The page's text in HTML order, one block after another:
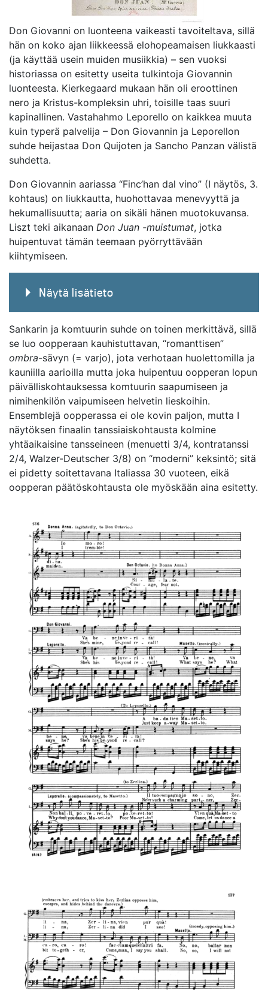
Don Giovanni on luonteena vaikeasti tavoiteltava, sillä
hän on koko ajan liikkeessä elohopeamaisen liukkaasti
(ja käyttää usein muiden musiikkia) – sen vuoksi
historiassa on esitetty useita tulkintoja Giovannin
luonteesta. Kierkegaard mukaan hän oli eroottinen
nero ja Kristus-kompleksin uhri, toisille taas suuri
kapinallinen. Vastahahmo Leporello on kaikkea muuta
kuin typerä palvelija – Don Giovannin ja Leporellon
suhde heijastaa Don Quijoten ja Sancho Panzan välistä
suhdetta.
Don Giovannin aariassa “Finc’han dal vino” (I näytös, 3.
kohtaus) on liukkautta, huohottavaa menevyyttä ja
hekumallisuutta; aaria on sikäli hänen muotokuvansa.
Liszt teki aikanaan Don Juan -muistumat, jotka
huipentuvat tämän teemaan pyörryttävään
kiihtymiseen.
Näytä lisätieto
Sankarin ja komtuurin suhde on toinen merkittävä, sillä
se luo oopperaan kauhistuttavan, “romanttisen”
ombra-sävyn (= varjo), jota verhotaan huolettomilla ja
kauniilla aarioilla mutta joka huipentuu oopperan lopun
päivälliskohtauksessa komtuurin saapumiseen ja
nimihenkilön vaipumiseen helvetin lieskoihin.
Ensemblejä oopperassa ei ole kovin paljon, mutta I
näytöksen finaalin tanssiaiskohtausta kolmine
yhtäaikaisine tansseineen (menuetti 3/4, kontratanssi
2/4, Walzer-Deutscher 3/8) on “moderni” keksintö; sitä
ei pidetty soitettavana Italiassa 30 vuoteen, eikä
oopperan päätöskohtausta ole myöskään aina esitetty.